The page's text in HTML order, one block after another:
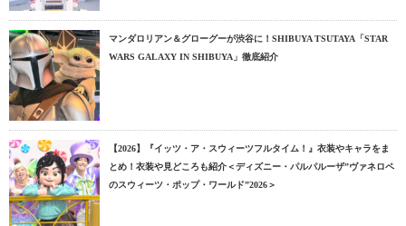
マンダロリアン＆グローグーが渋谷に！SHIBUYA TSUTAYA「STAR
WARS GALAXY IN SHIBUYA」徹底紹介
【2026】『イッツ・ア・スウィーツフルタイム！』衣装やキャラをま
とめ！衣装や見どころも紹介＜ディズニー・パルパルーザ”ヴァネロペ
のスウィーツ・ポップ・ワールド”2026＞